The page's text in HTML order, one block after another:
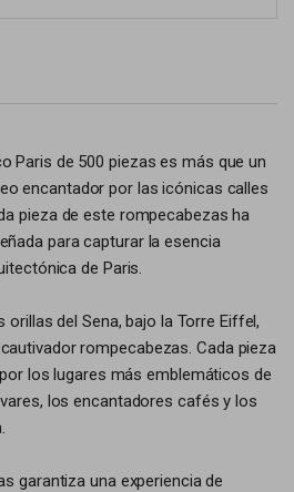
Paris de 500 piezas es más que un
encantador por las icónicas calles
pieza de este rompecabezas ha
para capturar la esencia
de Paris.
orillas del Sena, bajo la Torre Eiffel,
rompecabezas. Cada pieza
los lugares más emblemáticos de
los encantadores cafés y los
garantiza una experiencia de